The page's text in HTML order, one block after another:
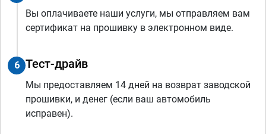
Вы оплачиваете наши услуги, мы отправляем вам
сертификат на прошивку в электронном виде.
6 Тест-драйв
Мы предоставляем 14 дней на возврат заводской
прошивки, и денег (если ваш автомобиль
исправен).